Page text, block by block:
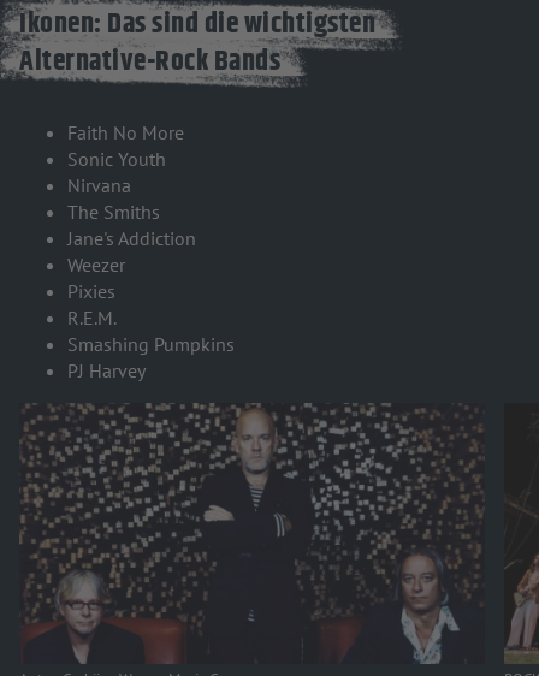
Ikonen: Das sind die wichtigsten
Alternative-Rock Bands
Faith No More
Sonic Youth
Nirvana
The Smiths
Jane's Addiction
Weezer
Pixies
R.E.M.
Smashing Pumpkins
PJ Harvey